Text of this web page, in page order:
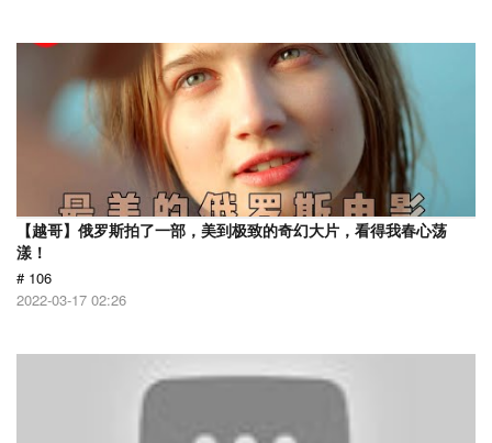
【越哥】俄罗斯拍了一部，美到极致的奇幻大片，看得我春心荡
漾！
# 106
2022-03-17 02:26